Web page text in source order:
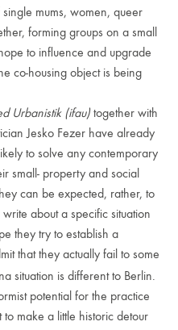
mums, women, queer
forming groups on a small
to influence and upgrade
co-housing object is being
Urbanistik (ifau) together with
Jesko Fezer have already
to solve any contemporary
small- property and social
can be expected, rather, to
about a specific situation
they try to establish a
that they actually fail to some
situation is different to Berlin.
potential for the practice
make a little historic detour